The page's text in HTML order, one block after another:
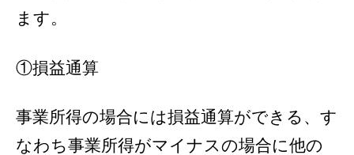
ます。
①損益通算
事業所得の場合には損益通算ができる、す
なわち事業所得がマイナスの場合に他の